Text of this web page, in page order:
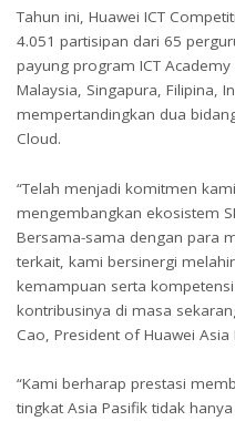
Tahun ini, Huawei ICT
4.051 partisipan dari 65
payung program ICT
Malaysia, Singapura, Filipina,
mempertandingkan dua
Cloud.
“Telah menjadi komitmen
mengembangkan ekosistem
Bersama-sama dengan para
terkait, kami bersinergi
kemampuan serta
kontribusinya di masa
Cao, President of Huawei
“Kami berharap prestasi
tingkat Asia Pasifik tidak